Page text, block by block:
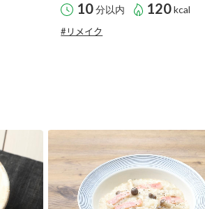
10分以内 120kcal
#リメイク